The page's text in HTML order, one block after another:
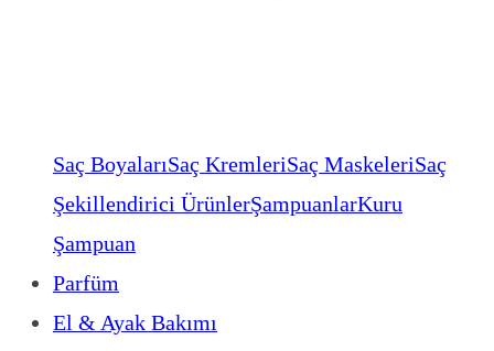
Saç BoyalarıSaç KremleriSaç MaskeleriSaç
Şekillendirici ÜrünlerŞampuanlarKuru
Şampuan
Parfüm
El & Ayak Bakımı